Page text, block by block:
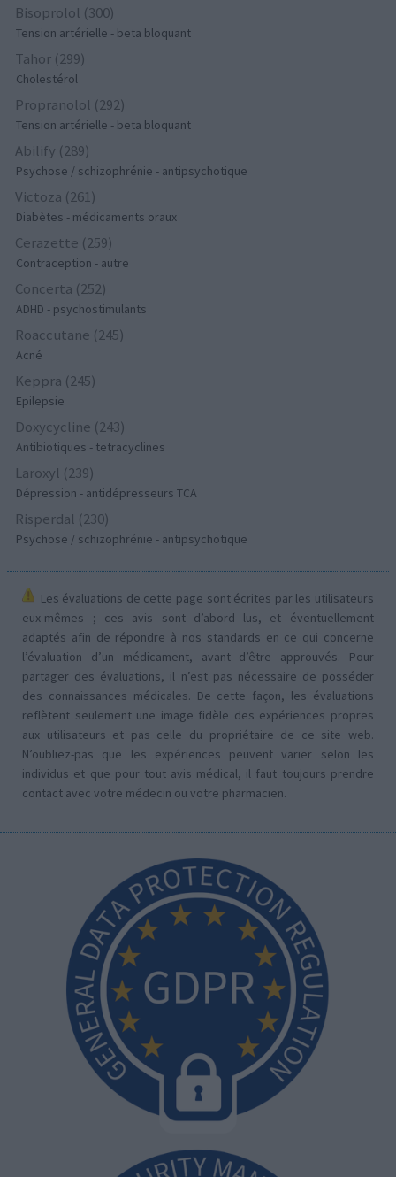
Bisoprolol (300)
Tension artérielle - beta bloquant
Tahor (299)
Cholestérol
Propranolol (292)
Tension artérielle - beta bloquant
Abilify (289)
Psychose / schizophrénie - antipsychotique
Victoza (261)
Diabètes - médicaments oraux
Cerazette (259)
Contraception - autre
Concerta (252)
ADHD - psychostimulants
Roaccutane (245)
Acné
Keppra (245)
Epilepsie
Doxycycline (243)
Antibiotiques - tetracyclines
Laroxyl (239)
Dépression - antidépresseurs TCA
Risperdal (230)
Psychose / schizophrénie - antipsychotique
Les évaluations de cette page sont écrites par les utilisateurs
eux-mêmes ; ces avis sont d’abord lus, et éventuellement
adaptés afin de répondre à nos standards en ce qui concerne
l’évaluation d’un médicament, avant d’être approuvés. Pour
partager des évaluations, il n’est pas nécessaire de posséder
des connaissances médicales. De cette façon, les évaluations
reflètent seulement une image fidèle des expériences propres
aux utilisateurs et pas celle du propriétaire de ce site web.
N’oubliez-pas que les expériences peuvent varier selon les
individus et que pour tout avis médical, il faut toujours prendre
contact avec votre médecin ou votre pharmacien.